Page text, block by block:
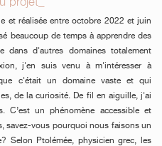
projet_
et réalisée entre octobre 2022 et juin
beaucoup de temps à apprendre des
dans d'autres domaines totalement
j'en suis venu à m'intéresser à
c'était un domaine vaste et qui
de la curiosité. De fil en aiguille, j'ai
C’est un phénomène accessible et
savez-vous pourquoi nous faisons un
Selon Ptolémée, physicien grec, les